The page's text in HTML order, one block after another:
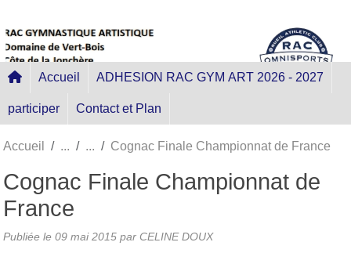
Accueil ADHESION RAC GYM ART 2026 - 2027
participer Contact et Plan
Accueil Cognac Finale Championnat de France
Cognac Finale Championnat de
France
Publiée le 09 mai 2015 par CELINE DOUX